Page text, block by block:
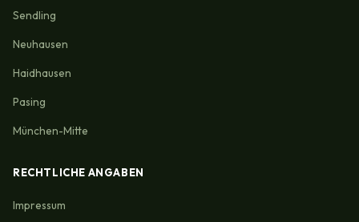
Sendling
Neuhausen
Haidhausen
Pasing
München-Mitte
RECHTLICHE ANGABEN
Impressum